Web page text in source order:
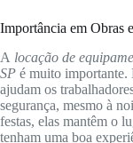
Importância em Obras
A locação de
SP é muito importante.
ajudam os
segurança, mesmo à
festas, elas mantêm o
tenham uma boa